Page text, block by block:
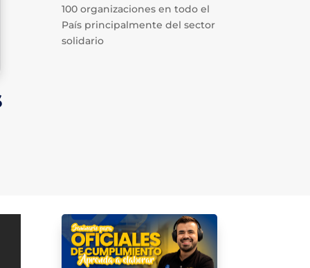
100 organizaciones en todo el
País principalmente del sector
solidario